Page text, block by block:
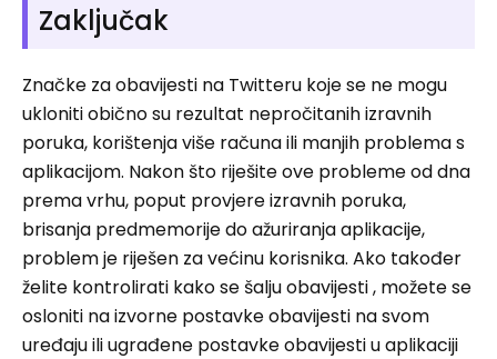
Zaključak
Značke za obavijesti na Twitteru koje se ne mogu
ukloniti obično su rezultat nepročitanih izravnih
poruka, korištenja više računa ili manjih problema s
aplikacijom. Nakon što riješite ove probleme od dna
prema vrhu, poput provjere izravnih poruka,
brisanja predmemorije do ažuriranja aplikacije,
problem je riješen za većinu korisnika. Ako također
želite kontrolirati kako se šalju obavijesti , možete se
osloniti na izvorne postavke obavijesti na svom
uređaju ili ugrađene postavke obavijesti u aplikaciji